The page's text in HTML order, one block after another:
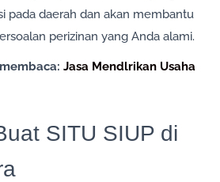
pada daerah dan akan membantu
perizinan yang Anda alami.
Jasa Mendlrikan Usaha
SITU SIUP di